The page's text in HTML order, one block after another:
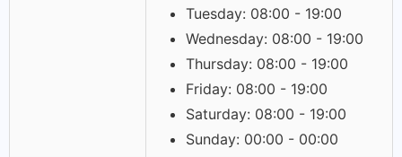
Tuesday: 08:00 - 19:00
Wednesday: 08:00 - 19:00
Thursday: 08:00 - 19:00
Friday: 08:00 - 19:00
Saturday: 08:00 - 19:00
Sunday: 00:00 - 00:00